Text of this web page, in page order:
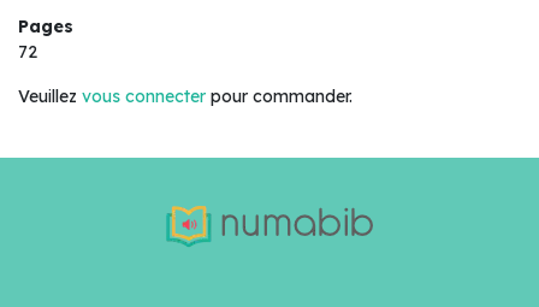
Pages
72
Veuillez vous connecter pour commander.